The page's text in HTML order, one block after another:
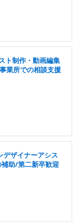
ト制作・動画編集
業所での相談支援
デザイナーアシス
助/第二新卒歓迎